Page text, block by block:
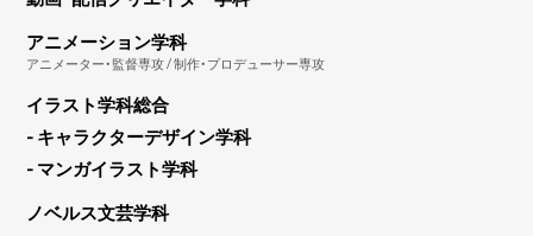
アニメーション学科
アニメーター・監督専攻 / 制作・プロデューサー専攻
イラスト学科総合
- キャラクターデザイン学科
- マンガイラスト学科
ノベルス文芸学科